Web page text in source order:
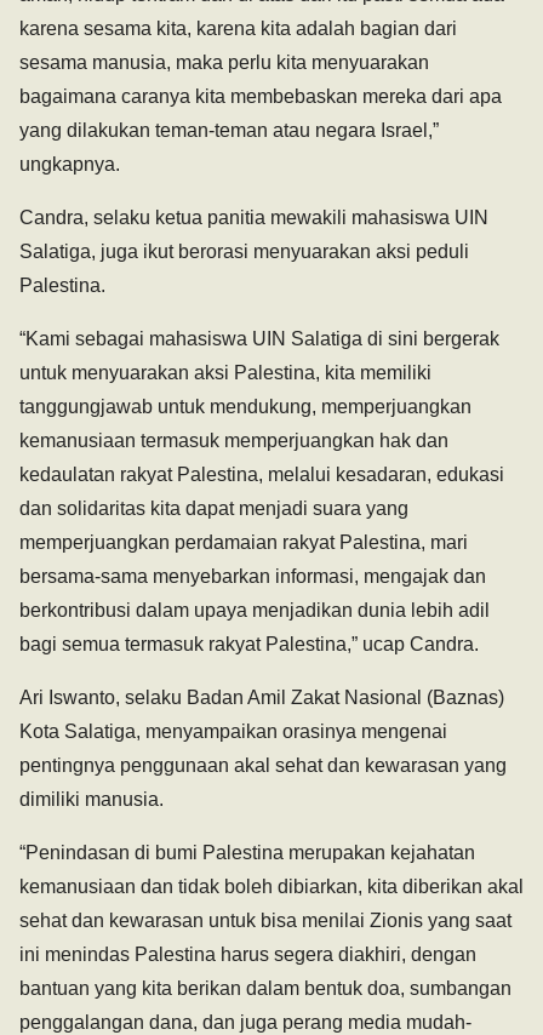
karena sesama kita, karena kita adalah bagian dari
sesama manusia, maka perlu kita menyuarakan
bagaimana caranya kita membebaskan mereka dari apa
yang dilakukan teman-teman atau negara Israel,”
ungkapnya.
Candra, selaku ketua panitia mewakili mahasiswa UIN
Salatiga, juga ikut berorasi menyuarakan aksi peduli
Palestina.
“Kami sebagai mahasiswa UIN Salatiga di sini bergerak
untuk menyuarakan aksi Palestina, kita memiliki
tanggungjawab untuk mendukung, memperjuangkan
kemanusiaan termasuk memperjuangkan hak dan
kedaulatan rakyat Palestina, melalui kesadaran, edukasi
dan solidaritas kita dapat menjadi suara yang
memperjuangkan perdamaian rakyat Palestina, mari
bersama-sama menyebarkan informasi, mengajak dan
berkontribusi dalam upaya menjadikan dunia lebih adil
bagi semua termasuk rakyat Palestina,” ucap Candra.
Ari Iswanto, selaku Badan Amil Zakat Nasional (Baznas)
Kota Salatiga, menyampaikan orasinya mengenai
pentingnya penggunaan akal sehat dan kewarasan yang
dimiliki manusia.
“Penindasan di bumi Palestina merupakan kejahatan
kemanusiaan dan tidak boleh dibiarkan, kita diberikan akal
sehat dan kewarasan untuk bisa menilai Zionis yang saat
ini menindas Palestina harus segera diakhiri, dengan
bantuan yang kita berikan dalam bentuk doa, sumbangan
penggalangan dana, dan juga perang media mudah-